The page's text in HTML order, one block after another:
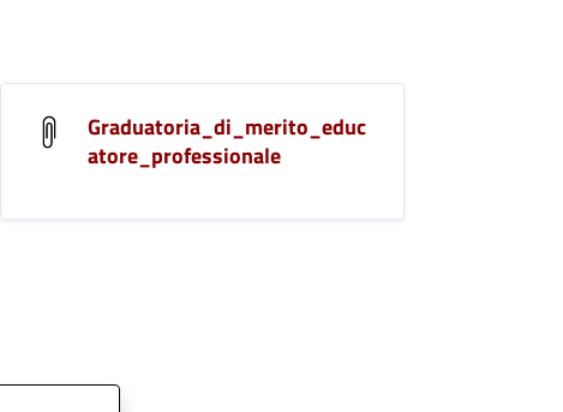
Graduatoria_di_merito_educ
atore_professionale